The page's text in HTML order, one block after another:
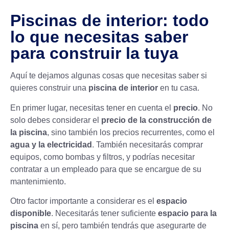
Piscinas de interior: todo
lo que necesitas saber
para construir la tuya
Aquí te dejamos algunas cosas que necesitas saber si
quieres construir una piscina de interior en tu casa.
En primer lugar, necesitas tener en cuenta el precio. No
solo debes considerar el precio de la construcción de
la piscina, sino también los precios recurrentes, como el
agua y la electricidad . También necesitarás comprar
equipos, como bombas y filtros, y podrías necesitar
contratar a un empleado para que se encargue de su
mantenimiento.
Otro factor importante a considerar es el espacio
disponible. Necesitarás tener suficiente espacio para la
piscina en sí, pero también tendrás que asegurarte de